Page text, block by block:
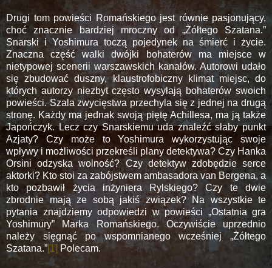
Drugi tom powieści Romańskiego jest równie pasjonujący,
choć znacznie bardziej mroczny od „Żółtego Szatana.”
Snarski i Yoshimura toczą pojedynek na śmierć i życie.
Znaczna część walki dwójki bohaterów ma miejsce w
nietypowej scenerii warszawskich kanałów. Autorowi udało
się zbudować duszny, klaustrofobiczny klimat miejsc, do
których autorzy niezbyt często wysyłają bohaterów swoich
powieści. Szala zwycięstwa przechyla się z jednej na drugą
stronę. Każdy ma jednak swoją piętę Achillesa, ma ją także
Japończyk. Lecz czy Snarskiemu uda znaleźć słaby punkt
Azjaty? Czy może to Yoshimura wykorzystując swoje
wpływy i możliwości przekreśli plany detektywa? Czy Hanka
Orsini odzyska wolność? Czy detektyw zdobędzie serce
aktorki? Kto stoi za zabójstwem ambasadora van Bergena, a
kto pozbawił życia inżyniera Rylskiego? Czy te dwie
zbrodnie mają ze sobą jakiś związek? Na wszystkie te
pytania znajdziemy odpowiedzi w powieści „Ostatnia gra
Yoshimury” Marka Romańskiego. Oczywiście uprzednio
należy sięgnąć po wspomnianego wcześniej „Żółtego
Szatana.”[1] Polecam.